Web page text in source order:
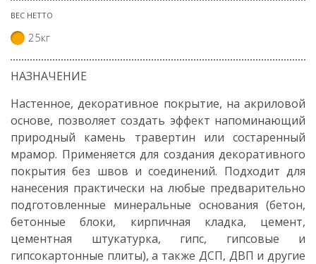
ВЕС НЕТТО
25кг
НАЗНАЧЕНИЕ
Настенное, декоративное покрытие, на акриловой
основе, позволяет создать эффект напоминающий
природный камень травертин или состаренный
мрамор. Применяется для создания декоративного
покрытия без швов и соединений. Подходит для
нанесения практически на любые предварительно
подготовленные минеральные основания (бетон,
бетонные блоки, кирпичная кладка, цемент,
цементная штукатурка, гипс, гипсовые и
гипсокартонные плиты), а также ДСП, ДВП и другие